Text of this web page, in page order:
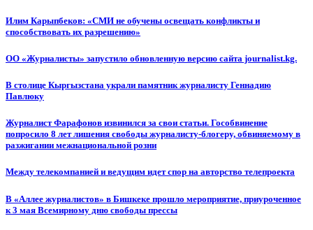
Илим Карыпбеков: «СМИ не обучены освещать конфликты и
способствовать их разрешению»
ОО «Журналисты» запустило обновленную версию сайта journalist.kg.
В столице Кыргызстана украли памятник журналисту Геннадию
Павлюку
Журналист Фарафонов извинился за свои статьи. Гособвинение
попросило 8 лет лишения свободы журналисту-блогеру, обвиняемому в
разжигании межнациональной розни
Между телекомпанией и ведущим идет спор на авторство телепроекта
В «Аллее журналистов» в Бишкеке прошло мероприятие, приуроченное
к 3 мая Всемирному дню свободы прессы